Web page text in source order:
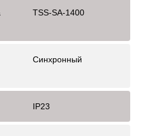
TSS-SA-1400
Синхронный
IP23